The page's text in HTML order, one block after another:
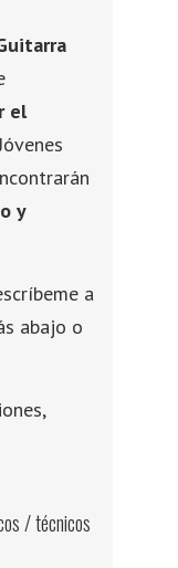
el
y
a
abajo o
/ técnicos